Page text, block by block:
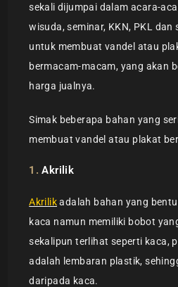
sekali dijumpai dalam acara-
wisuda, seminar, KKN, PKL dan
untuk membuat vandel atau
bermacam-macam, yang akan
harga jualnya.
Simak beberapa bahan yang
membuat vandel atau plakat
1.Akrilik
Akrilikadalah bahan yang
kaca namun memiliki bobot
sekalipun terlihat seperti kaca,
adalah lembaran plastik,
daripada kaca.